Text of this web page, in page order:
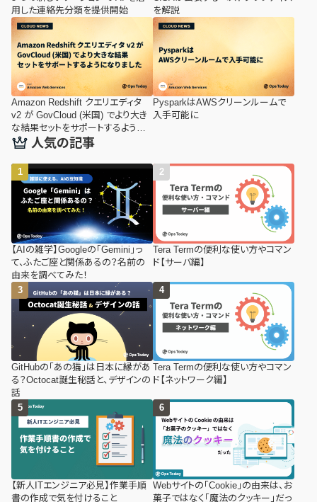
用した連絡先分類を提供開始
を解説
Amazon Redshift クエリエディタ
v2 が GovCloud (米国) でより大き
な結果セットをサポートするように
なりました
PysparkはAWSクリーンルームで
入手可能に
人気の記事
【AIの雑学】Googleの「Gemini」っ
て、ふたご座と関係あるの？名前の
由来を調べてみた！
Tera Termの便利な使い方やコマン
ド【サーバ編】
GitHubの「あの猫」は日本に縁があ
る？Octocat誕生秘話と、デザインの
話
Tera Termの便利な使い方やコマン
ド【ネットワーク編】
【新人ITエンジニア必見】作業手順
書の作成で気を付けること
Webサイトの「Cookie」の由来は、お
菓子ではなく「魔法のクッキー」だっ